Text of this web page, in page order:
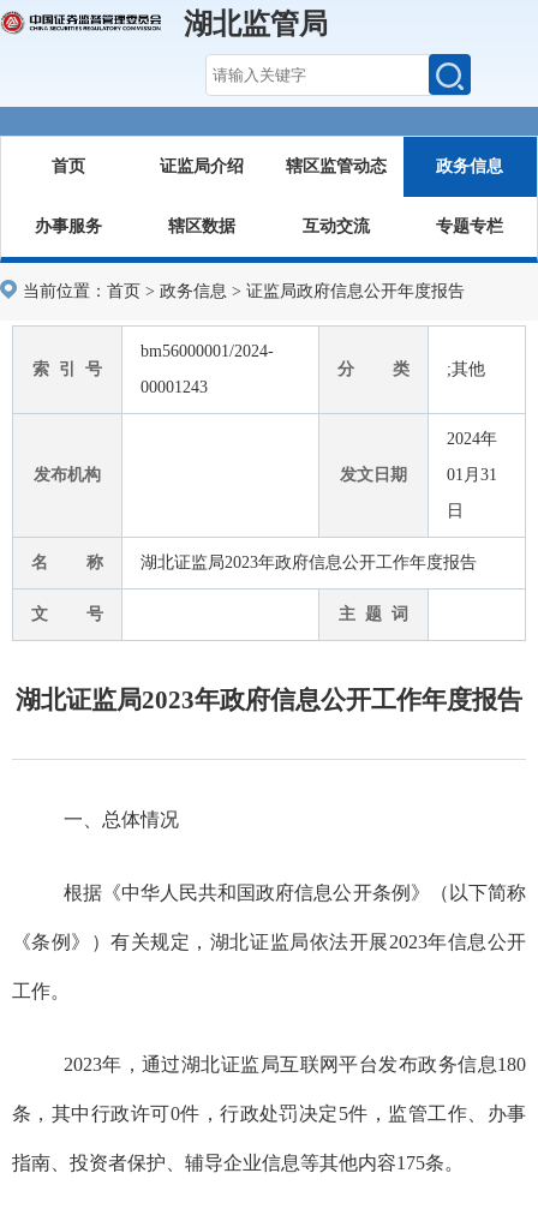
湖北监管局
首页 证监局介绍 辖区监管动态 政务信息
办事服务 辖区数据 互动交流 专题专栏
当前位置： 首页 > 政务信息 > 证监局政府信息公开年度报告
索 引 号
bm56000001/2024-
00001243
分 类 ;其他
发布机构 发文日期
2024年
01月31
日
名 称 湖北证监局2023年政府信息公开工作年度报告
文 号 主 题 词
湖北证监局2023年政府信息公开工作年度报告
一、总体情况
根据《中华人民共和国政府信息公开条例》（以下简称
《条例》）有关规定，湖北证监局依法开展2023年信息公开
工作。
2023年，通过湖北证监局互联网平台发布政务信息180
条，其中行政许可0件，行政处罚决定5件，监管工作、办事
指南、投资者保护、辅导企业信息等其他内容175条。